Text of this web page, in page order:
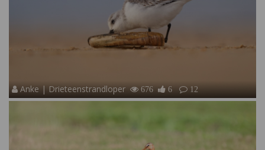
Anke | Drieteenstrandloper 676 6 12